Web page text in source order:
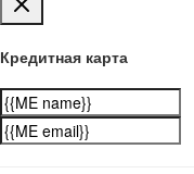
Кредитная карта